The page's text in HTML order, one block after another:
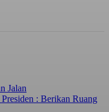
Jalan
: Berikan Ruang